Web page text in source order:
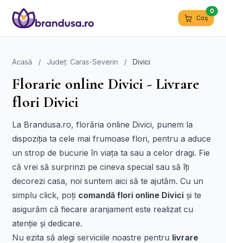
Coș
0
Acasă / Județ: Caras-Severin / Divici
Florarie online Divici - Livrare
flori Divici
La Brandusa.ro, florăria online Divici, punem la
dispoziția ta cele mai frumoase flori, pentru a aduce
un strop de bucurie în viața ta sau a celor dragi. Fie
că vrei să surprinzi pe cineva special sau să îți
decorezi casa, noi suntem aici să te ajutăm. Cu un
simplu click, poți comandă flori online Divici și te
asigurăm că fiecare aranjament este realizat cu
atenție și dedicare.
Nu ezita să alegi serviciile noastre pentru livrare